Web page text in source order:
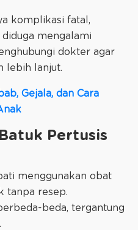
komplikasi fatal,
mengalami
dokter agar
lebih lanjut.
Gejala, dan Cara
Pertusis
menggunakan obat
tanpa resep.
beda, tergantung